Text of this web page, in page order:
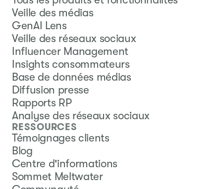
Veille des médias
GenAI Lens
Veille des réseaux sociaux
Influencer Management
Insights consommateurs
Base de données médias
Diffusion presse
Rapports RP
Analyse des réseaux sociaux
RESSOURCES
Témoignages clients
Blog
Centre d'informations
Sommet Meltwater